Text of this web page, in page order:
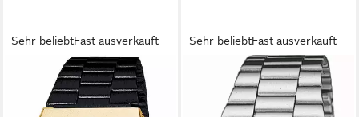
Sehr beliebtFast ausverkauft
CASIO VINTAGE
Chronograph A168WEGB-
1BEF, Quarzuhr,
Sehr beliebtFast ausverkauft
CASIO VINTAGE
Chronograph AQ-230A-
1DMQYES, Quarzuhr,